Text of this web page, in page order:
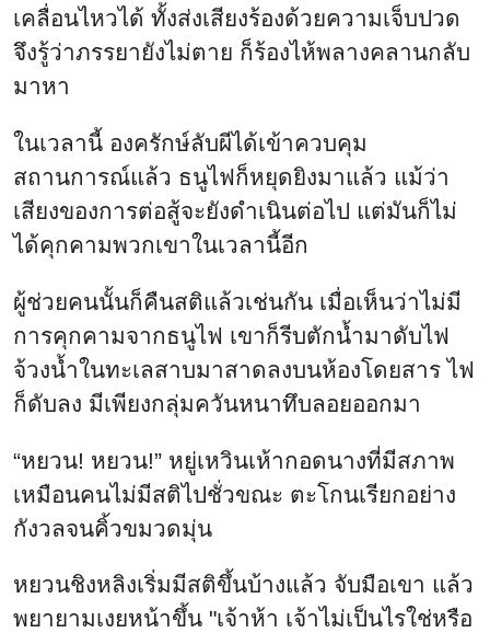
เคลื่อนไหวได้ ทั้งส่งเสียงร้องด้วยความเจ็บปวด
จึงรู้ว่าภรรยายังไม่ตาย ก็ร้องไห้พลางคลานกลับ
มาหา
ในเวลานี้ องครักษ์ลับผีได้เข้าควบคุม
สถานการณ์แล้ว ธนูไฟก็หยุดยิงมาแล้ว แม้ว่า
เสียงของการต่อสู้จะยังดำเนินต่อไป แต่มันก็ไม่
ได้คุกคามพวกเขาในเวลานี้อีก
ผู้ช่วยคนนั้นก็คืนสติแล้วเช่นกัน เมื่อเห็นว่าไม่มี
การคุกคามจากธนูไฟ เขาก็รีบตักน้ำมาดับไฟ
จ้วงน้ำในทะเลสาบมาสาดลงบนห้องโดยสาร ไฟ
ก็ดับลง มีเพียงกลุ่มควันหนาทึบลอยออกมา
“หยวน! หยวน!” หยู่เหวินเห้ากอดนางที่มีสภาพ
เหมือนคนไม่มีสติไปชั่วขณะ ตะโกนเรียกอย่าง
กังวลจนคิ้วขมวดมุ่น
หยวนชิงหลิงเริ่มมีสติขึ้นบ้างแล้ว จับมือเขา แล้ว
พยายามเงยหน้าขึ้น "เจ้าห้า เจ้าไม่เป็นไรใช่หรือ